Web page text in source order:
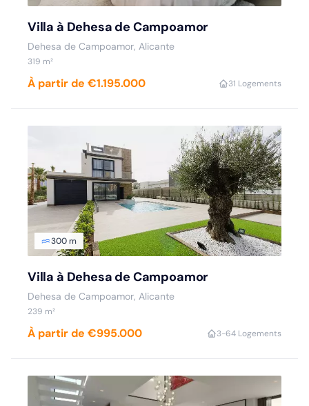
Villa à Dehesa de Campoamor
Dehesa de Campoamor, Alicante
319 m²
À partir de €1.195.000 31 Logements
300 m
Villa à Dehesa de Campoamor
Dehesa de Campoamor, Alicante
239 m²
À partir de €995.000 3-64 Logements